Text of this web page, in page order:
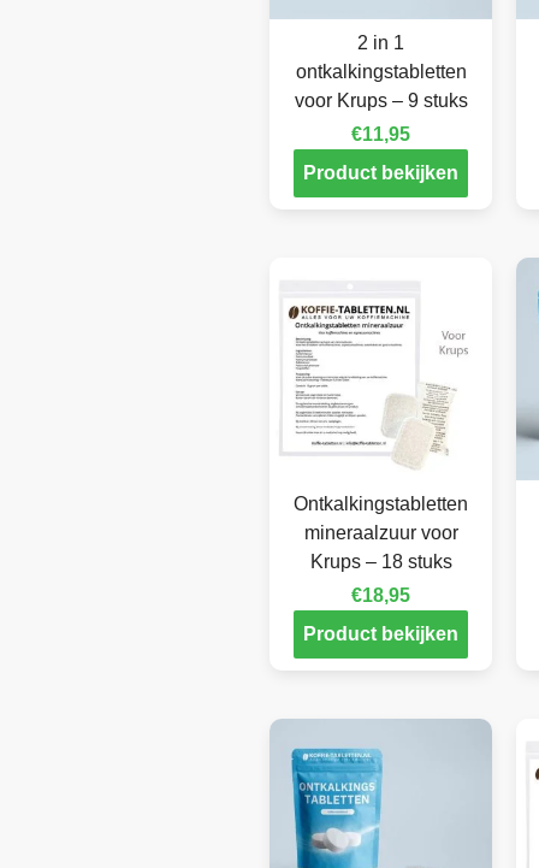
2 in 1
ontkalkingstabletten
voor Krups – 9 stuks
€11,95
Product bekijken
Ontkalkingstabletten
mineraalzuur voor
Krups – 18 stuks
€18,95
Product bekijken